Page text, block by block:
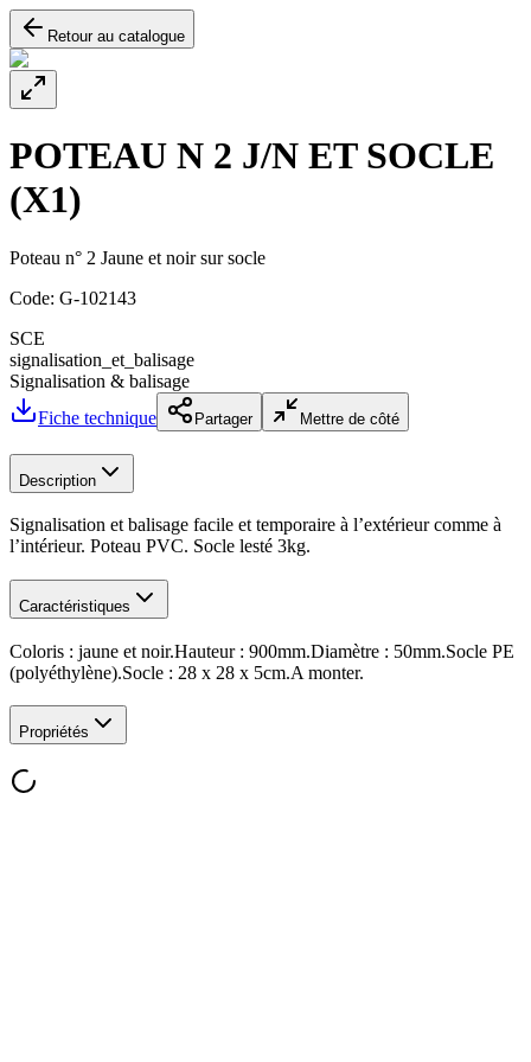
Retour au catalogue
POTEAU N 2 J/N ET SOCLE
(X1)
Poteau n° 2 Jaune et noir sur socle
Code: G-102143
SCE
signalisation_et_balisage
Signalisation & balisage
Fiche technique
Partager Mettre de côté
Description
Signalisation et balisage facile et temporaire à l’extérieur comme à
l’intérieur. Poteau PVC. Socle lesté 3kg.
Caractéristiques
Coloris : jaune et noir.Hauteur : 900mm.Diamètre : 50mm.Socle PE
(polyéthylène).Socle : 28 x 28 x 5cm.A monter.
Propriétés